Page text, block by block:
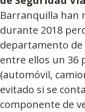
Barranquilla han
durante 2018
departamento de
entre ellos un 36
(automóvil,
evitado si se
componente de